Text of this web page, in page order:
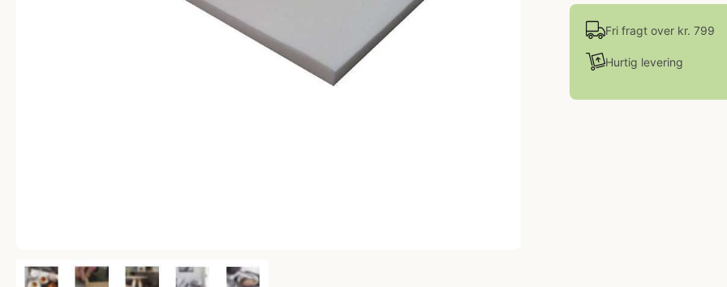
Fri fragt over kr. 799
Hurtig levering